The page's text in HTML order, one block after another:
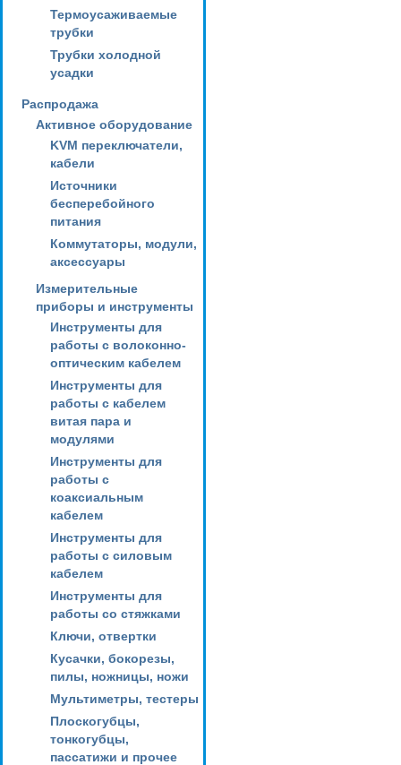
Термоусаживаемые
трубки
Трубки холодной
усадки
Распродажа
Активное оборудование
KVM переключатели,
кабели
Источники
бесперебойного
питания
Коммутаторы, модули,
аксессуары
Измерительные
приборы и инструменты
Инструменты для
работы с волоконно-
оптическим кабелем
Инструменты для
работы с кабелем
витая пара и
модулями
Инструменты для
работы с
коаксиальным
кабелем
Инструменты для
работы с силовым
кабелем
Инструменты для
работы со стяжками
Ключи, отвертки
Кусачки, бокорезы,
пилы, ножницы, ножи
Мультиметры, тестеры
Плоскогубцы,
тонкогубцы,
пассатижи и прочее